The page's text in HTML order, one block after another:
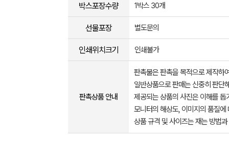
박스포장수량 1박스 30개
선물포장 별도문의
인쇄위치크기 인쇄불가
판촉상품 안내
판촉물은 판촉을 목적으로 제작하
일반상품으로 판매는 신중히 판단
제공되는 상품의 사진은 이해를
모니터의 해상도, 이미지의 품질
상품 규격 및 사이즈는 재는 방법